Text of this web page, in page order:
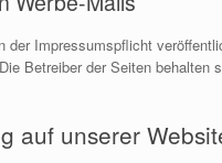
der Impressumspflicht
Betreiber der Seiten
auf unserer